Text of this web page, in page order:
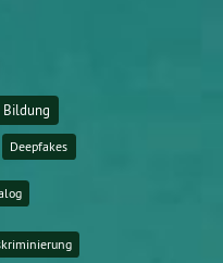
Bildung
Deepfakes